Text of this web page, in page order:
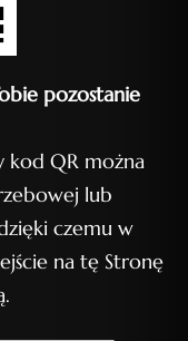
pozostanie
kod QR można
lub
czemu w
na tę Stronę